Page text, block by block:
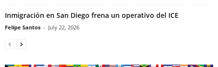
Inmigración en San Diego frena un operativo del ICE
Felipe Santos - July 22, 2026